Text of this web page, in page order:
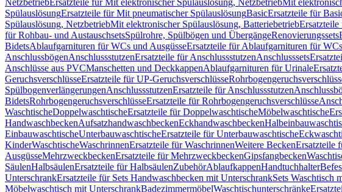
NetzbetriebErsatzteile für Mit elektronischer Spülauslösung, NetzbetriebMit
SpülauslösungErsatzteile für Mit pneumatischer SpülauslösungBasicErsatzteile für
Spülauslösung, NetzbetriebMit elektronischer Spülauslösung, Batteriebetrieb
für Rohbau- und AustauschsetsSpülrohre, Spülbögen und ÜbergängeRenovierungssets
BidetsAblaufgarnituren für WCs und AusgüsseErsatzteile für Ablaufgarnituren für
AnschlussbögenAnschlussstutzenErsatzteile für AnschlussstutzenAnschlusssets
Anschlüsse aus PVCManschetten und DeckkappenAblaufgarnituren für Urinale
GeruchsverschlüsseErsatzteile für UP-Geruchsverschlüsse
SpülbogenverlängerungenAnschlussstutzenErsatzteile für Anschlussstutzen
BidetsRohrbogengeruchsverschlüsseErsatzteile für Rohrbogengeruchsverschlüsse
WaschtischeDoppelwaschtischeErsatzteile für DoppelwaschtischeMöbelwaschtische
HandwaschbeckenAufsatzhandwaschbeckenEckhandwaschbecken
EinbauwaschtischeUnterbauwaschtischeErsatzteile für Unterbauwaschtische
KinderWaschtischeWaschrinnenErsatzteile für WaschrinnenWeitere BeckenErsatzteile
AusgüsseMehrzweckbeckenErsatzteile für MehrzweckbeckenGipsfangbecken
SäulenHalbsäulenErsatzteile für HalbsäulenZubehörAblaufkappenHandtuchhalter
UnterschrankErsatzteile für Sets Handwaschbecken mit UnterschrankSets Waschtisch
Möbelwaschtisch mit UnterschrankBadezimmermöbelWaschtischunterschränke